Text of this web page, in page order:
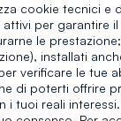
cookie tecnici e
attivi per garantire
le
installati
verificare le tue
di poterti offrire
i tuoi reali